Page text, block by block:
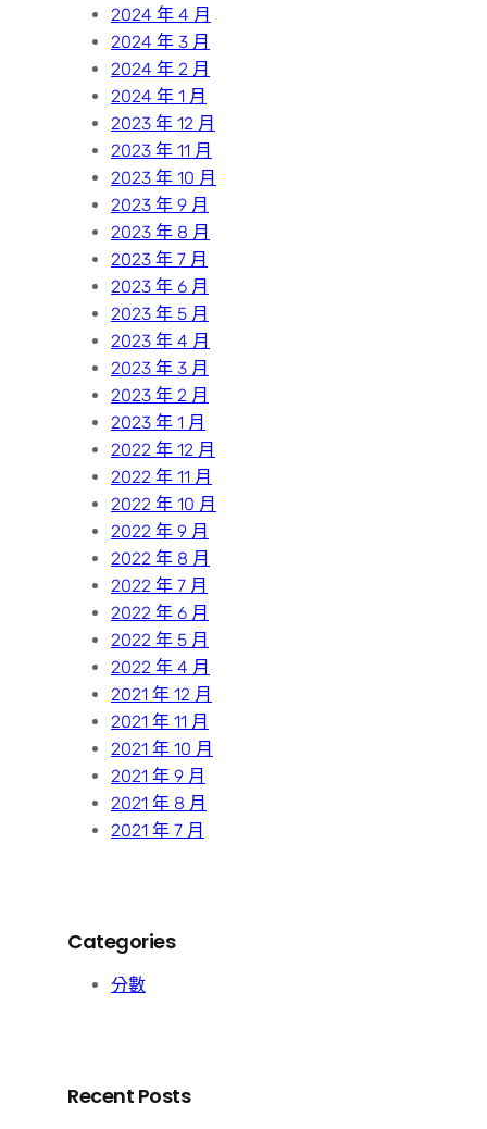
2024 年 4 月
2024 年 3 月
2024 年 2 月
2024 年 1 月
2023 年 12 月
2023 年 11 月
2023 年 10 月
2023 年 9 月
2023 年 8 月
2023 年 7 月
2023 年 6 月
2023 年 5 月
2023 年 4 月
2023 年 3 月
2023 年 2 月
2023 年 1 月
2022 年 12 月
2022 年 11 月
2022 年 10 月
2022 年 9 月
2022 年 8 月
2022 年 7 月
2022 年 6 月
2022 年 5 月
2022 年 4 月
2021 年 12 月
2021 年 11 月
2021 年 10 月
2021 年 9 月
2021 年 8 月
2021 年 7 月
Categories
分數
Recent Posts